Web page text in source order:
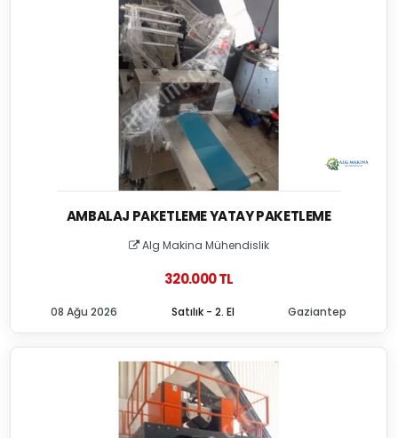
AMBALAJ PAKETLEME YATAY PAKETLEME
Alg Makina Mühendislik
320.000 TL
Satılık - 2. El
08 Ağu 2026 Gaziantep